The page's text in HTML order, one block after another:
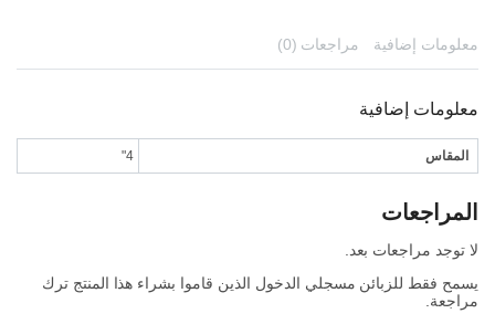
معلومات إضافية مراجعات (0)
معلومات إضافية
المقاس 4"
المراجعات
لا توجد مراجعات بعد.
يسمح فقط للزبائن مسجلي الدخول الذين قاموا بشراء هذا المنتج ترك
مراجعة.